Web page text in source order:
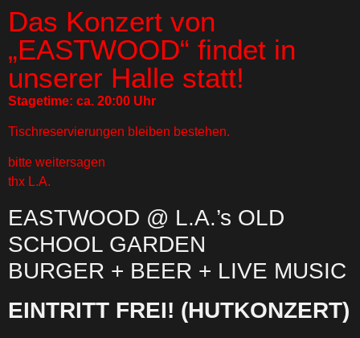
Das Konzert von
„EASTWOOD“ findet in
unserer Halle statt!
Stagetime: ca. 20:00 Uhr
Tischreservierungen bleiben bestehen.
bitte weitersagen
thx L.A.
EASTWOOD @ L.A.’s OLD
SCHOOL GARDEN
BURGER + BEER + LIVE MUSIC
EINTRITT FREI! (HUTKONZERT)